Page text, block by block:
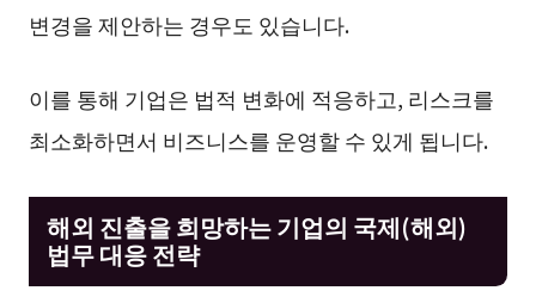
변경을 제안하는 경우도 있습니다.
이를 통해 기업은 법적 변화에 적응하고, 리스크를
최소화하면서 비즈니스를 운영할 수 있게 됩니다.
해외 진출을 희망하는 기업의 국제(해외)
법무 대응 전략